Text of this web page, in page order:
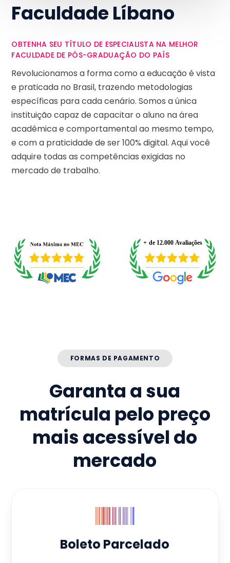
Faculdade Líbano
OBTENHA SEU TÍTULO DE ESPECIALISTA NA MELHOR
FACULDADE DE PÓS-GRADUAÇÃO DO PAÍS
Revolucionamos a forma como a educação é vista
e praticada no Brasil, trazendo metodologias
específicas para cada cenário. Somos a única
instituição capaz de capacitar o aluno na área
acadêmica e comportamental ao mesmo tempo,
e com a praticidade de ser 100% digital. Aqui você
adquire todas as competências exigidas no
mercado de trabalho.
FORMAS DE PAGAMENTO
Garanta a sua
matrícula pelo preço
mais acessível do
mercado
Boleto Parcelado